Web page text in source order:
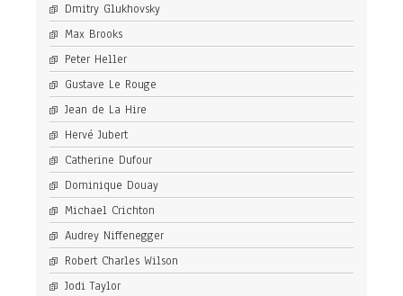
Dmitry Glukhovsky
Max Brooks
Peter Heller
Gustave Le Rouge
Jean de La Hire
Hervé Jubert
Catherine Dufour
Dominique Douay
Michael Crichton
Audrey Niffenegger
Robert Charles Wilson
Jodi Taylor